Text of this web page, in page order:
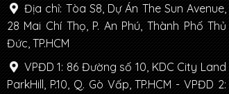
Địa chỉ: Tòa S8, Dự Án The Sun Avenue,
28 Mai Chí Thọ, P. An Phú, Thành Phố Thủ
Đức, TP.HCM
VPĐD 1: 86 Đường số 10, KDC City Land
ParkHill, P.10, Q. Gò Vấp, TP.HCM - VPĐD 2: